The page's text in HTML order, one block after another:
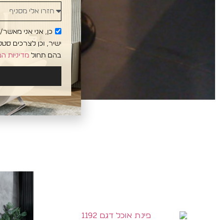
כן, אני אני
ישיר, וכן לצרכים
בהם תחולמדיניות